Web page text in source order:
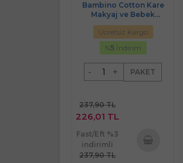
Bambino Cotton Kare
Makyaj ve Bebek
Temizleme Pamuğu 300
Adet (Kare En-Boy 7CM)
(6PK*50)
Ücretsiz Kargo
%5 İndirim
- + PAKET
237,90 TL
226,01 TL
Fast/Eft %3
indirimli
237,90 TL